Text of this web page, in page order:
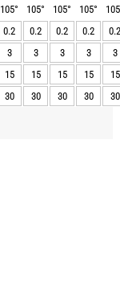
105° 105° 105° 105°
105
0.2 0.2 0.2 0.2
0.2
3 3 3 3
3
15 15 15 15
15
30 30 30 30 30